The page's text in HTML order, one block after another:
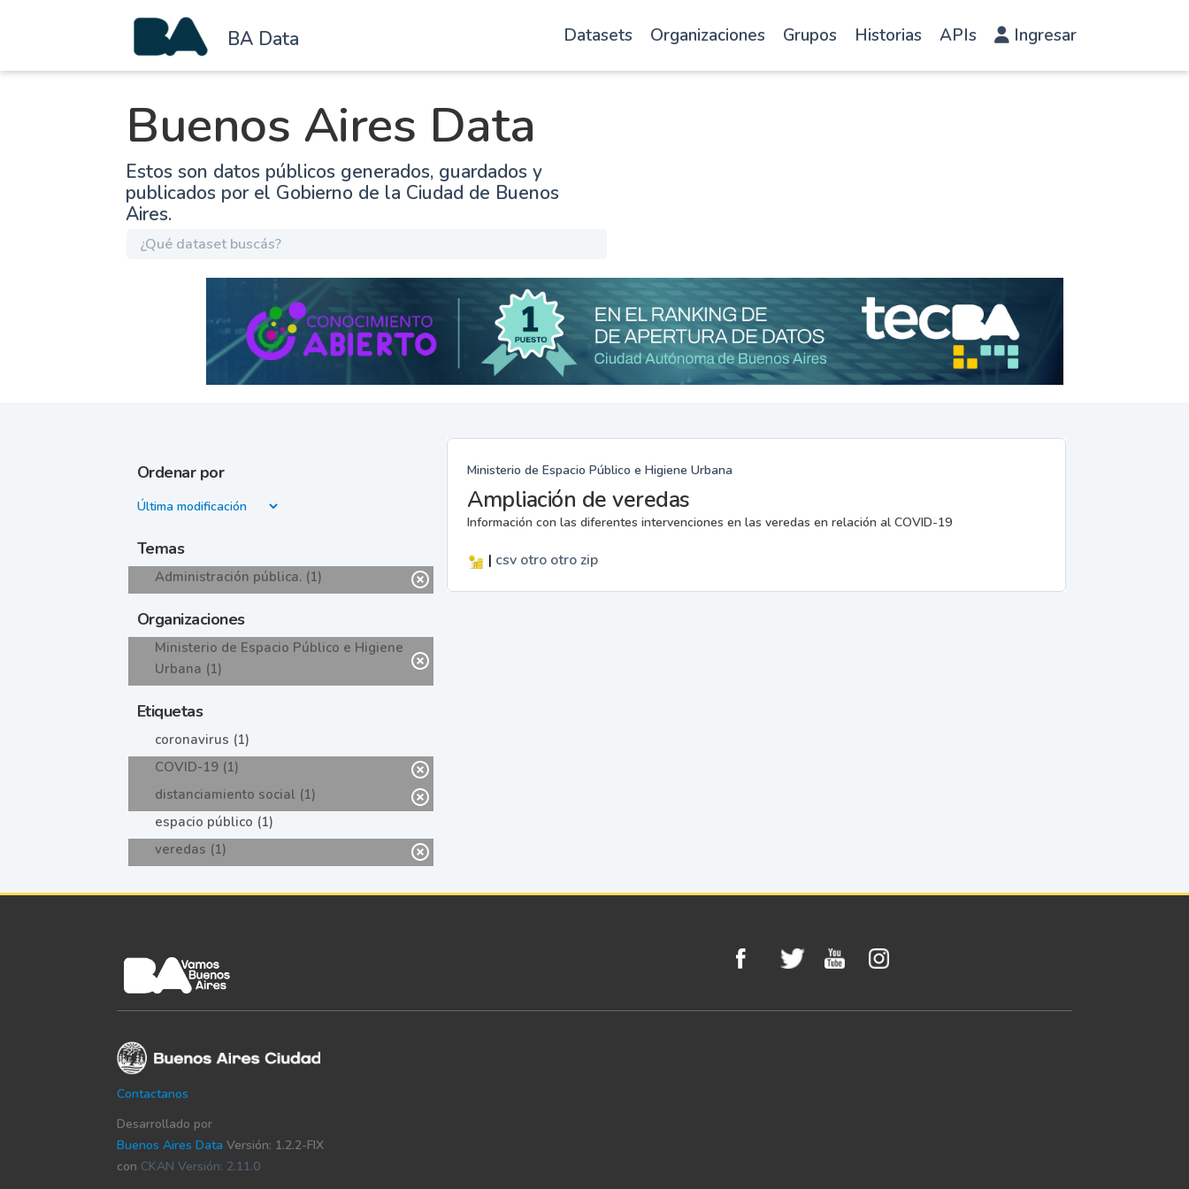
BA Data Datasets Organizaciones Grupos Historias APIs Ingresar
Buenos Aires Data
Estos son datos públicos generados, guardados y
publicados por el Gobierno de la Ciudad de Buenos
Aires.
Ordenar por
Temas
Administración pública. (1)
Organizaciones
Ministerio de Espacio Público e Higiene
Urbana (1)
Etiquetas
coronavirus (1)
COVID-19 (1)
distanciamiento social (1)
espacio público (1)
veredas (1)
Ministerio de Espacio Público e Higiene Urbana
Ampliación de veredas
Información con las diferentes intervenciones en las veredas en relación al COVID-19
| csv otro otrozip
Contactanos
Desarrollado por
Buenos Aires Data Versión: 1.2.2-FIX
con CKAN Versión: 2.11.0